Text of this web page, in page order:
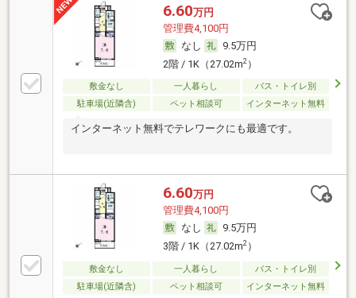
6.60万円
管理費4,100円
なし
9.5万円
2階 / 1K（27.02m2）
敷金なし 一人暮らし
バス・トイレ別
駐車場(近隣含)
ペット相談可 インターネット無料
インターネット無料でテレワークにも最適です。
6.60万円
管理費4,100円
なし
9.5万円
3階 / 1K（27.02m2）
敷金なし 一人暮らし
バス・トイレ別
駐車場(近隣含)
ペット相談可 インターネット無料